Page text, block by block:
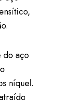
do aço
níquel.